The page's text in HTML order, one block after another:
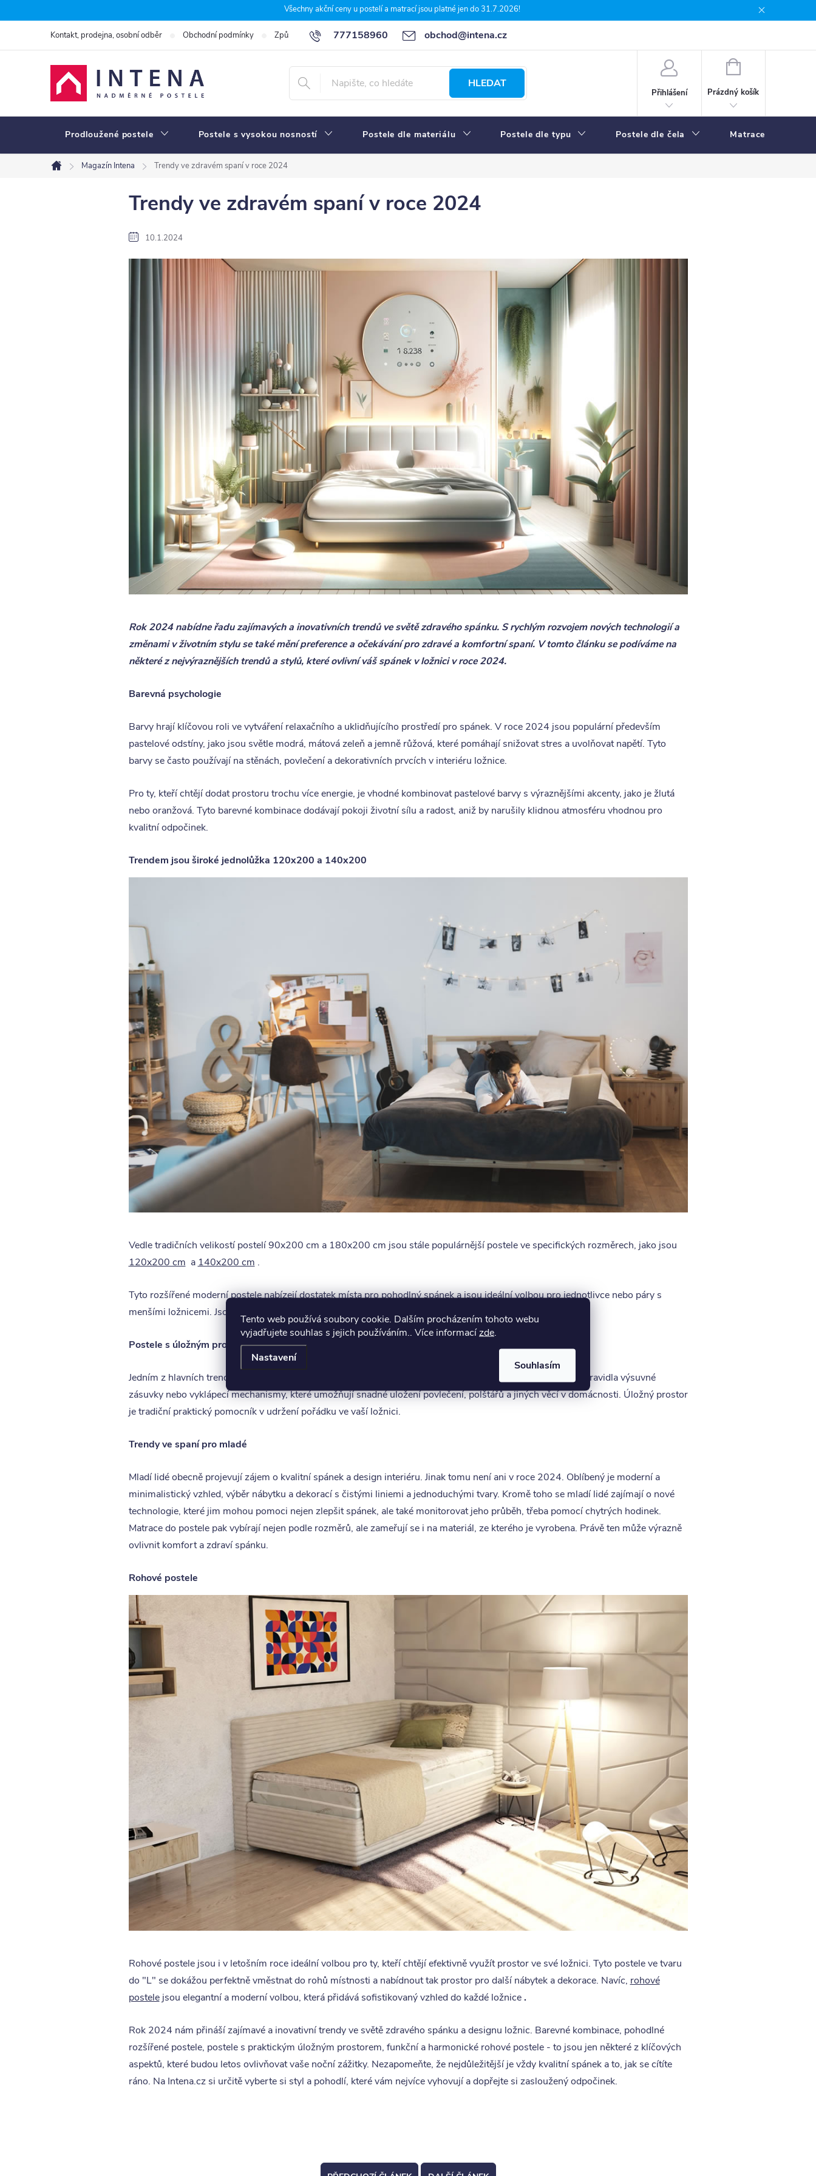
Tento web používá soubory cookie. Dalším procházením tohoto webu
vyjadřujete souhlas s jejich používáním.. Více informacízde.
Nastavení
Souhlasím
na
Všechny akční ceny u postelí a matrací jsou platné jen do 31.7.2026!
777158960 obchod@intena.cz
Kontakt, prodejna, osobní odběr Obchodní podmínky Způsoby a ceny dopravy 7 důvodů, proč nakupit u Intena nábytek
HLEDAT
Přihlášení
NÁKUPNÍ
Prázdný košík
Prodloužené postele Postele s vysokou nosností Postele dle materiálu Postele dle typu Postele dle čela Matrace
Domů
Magazín Intena Trendy ve zdravém spaní v roce 2024
Trendy ve zdravém spaní v roce 2024
10.1.2024
Rok 2024 nabídne řadu zajímavých a inovativních trendů ve světě zdravého spánku. S rychlým rozvojem nových technologií a
změnami v životním stylu se také mění preference a očekávání pro zdravé a komfortní spaní. V tomto článku se podíváme na
některé z nejvýraznějších trendů a stylů, které ovlivní váš spánek v ložnici v roce 2024.
Barevná psychologie
Barvy hrají klíčovou roli ve vytváření relaxačního a uklidňujícího prostředí pro spánek. V roce 2024 jsou populární především
pastelové odstíny, jako jsou světle modrá, mátová zeleň a jemně růžová, které pomáhají snižovat stres a uvolňovat napětí. Tyto
barvy se často používají na stěnách, povlečení a dekorativních prvcích v interiéru ložnice.
Pro ty, kteří chtějí dodat prostoru trochu více energie, je vhodné kombinovat pastelové barvy s výraznějšími akcenty, jako je žlutá
nebo oranžová. Tyto barevné kombinace dodávají pokoji životní sílu a radost, aniž by narušily klidnou atmosféru vhodnou pro
kvalitní odpočinek.
Trendem jsou široké jednolůžka 120x200 a 140x200
Vedle tradičních velikostí postelí 90x200 cm a 180x200 cm jsou stále populárnější postele ve specifických rozměrech, jako jsou
120x200 cm a 140x200 cm .
Tyto rozšířené moderní postele nabízejí dostatek místa pro pohodlný spánek a jsou ideální volbou pro jednotlivce nebo páry s
menšími ložnicemi. Jsou také velmi oblíbené v dětských a juniorských pokojích.
Postele s úložným prostorem
Jedním z hlavních trendů v roce 2024 jsou
. Tyto postele mají zpravidla výsuvné
zásuvky nebo vyklápecí mechanismy, které umožňují snadné uložení povlečení, polštářů a jiných věcí v domácnosti. Úložný prostor
je tradiční praktický pomocník v udržení pořádku ve vaší ložnici.
Trendy ve spaní pro mladé
Mladí lidé obecně projevují zájem o kvalitní spánek a design interiéru. Jinak tomu není ani v roce 2024. Oblíbený je moderní a
minimalistický vzhled, výběr nábytku a dekorací s čistými liniemi a jednoduchými tvary. Kromě toho se mladí lidé zajímají o nové
technologie, které jim mohou pomoci nejen zlepšit spánek, ale také monitorovat jeho průběh, třeba pomocí chytrých hodinek.
Matrace do postele pak vybírají nejen podle rozměrů, ale zameřují se i na materiál, ze kterého je vyrobena. Právě ten může výrazně
ovlivnit komfort a zdraví spánku.
Rohové postele
Rohové postele jsou i v letošním roce ideální volbou pro ty, kteří chtějí efektivně využít prostor ve své ložnici. Tyto postele ve tvaru
do "L" se dokážou perfektně vměstnat do rohů místnosti a nabídnout tak prostor pro další nábytek a dekorace. Navíc, rohové
postelejsou elegantní a moderní volbou, která přidává sofistikovaný vzhled do každé ložnice.
Rok 2024 nám přináší zajímavé a inovativní trendy ve světě zdravého spánku a designu ložnic. Barevné kombinace, pohodlné
rozšířené postele, postele s praktickým úložným prostorem, funkční a harmonické rohové postele - to jsou jen některé z klíčových
aspektů, které budou letos ovlivňovat vaše noční zážitky. Nezapomeňte, že nejdůležitější je vždy kvalitní spánek a to, jak se cítíte
ráno. Na Intena.cz si určitě vyberte si styl a pohodlí, které vám nejvíce vyhovují a dopřejte si zasloužený odpočinek.